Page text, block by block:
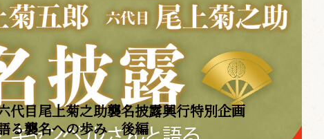
目尾上菊之助襲名披露興行特別企画 ――
る襲名への歩み 後編